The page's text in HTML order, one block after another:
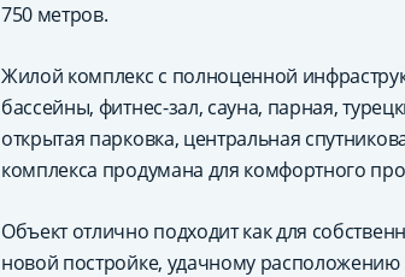
750 метров.
Жилой комплекс с полноценной
бассейны, фитнес-зал, сауна, парная,
открытая парковка, центральная
комплекса продумана для комфортного
Объект отлично подходит как для
новой постройке, удачному расположению